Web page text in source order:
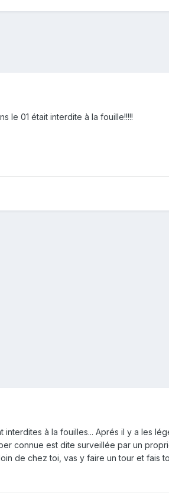
le 01 était interdite à la fouille!!!!!
interdites à la fouilles... Aprés il y a les
connue est dite surveillée par un
de chez toi, vas y faire un tour et fais